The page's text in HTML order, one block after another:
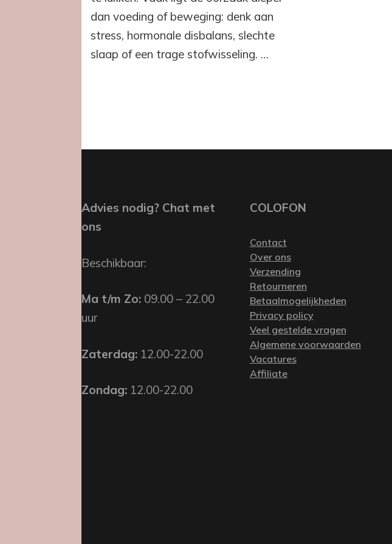
dan voeding of beweging: denk aan
stress, hormonale disbalans, slechte
slaap of een trage stofwisseling. …
Advies nodig? Chat met
ons
Beschikbaar:
Ma t/m Zo: 09.00 – 22.00
uur
Zaterdag: 12.00-22.00
Zondag: 12.00-22.00
COLOFON
Contact
Over ons
Verzending
Retourneren
Betaalmogelijkheden
Privacy policy
Veel gestelde vragen
Algemene voorwaarden
Vacatures
Affiliate